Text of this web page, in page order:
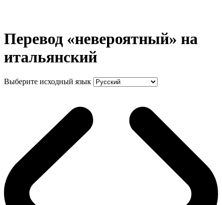
Перевод «невероятный» на
итальянский
Выберите исходный язык